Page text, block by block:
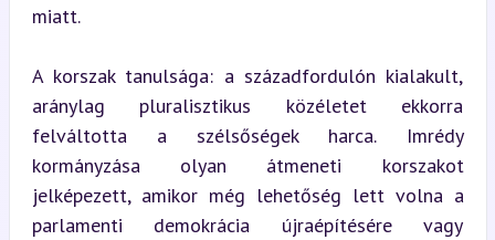
miatt.
A korszak tanulsága: a századfordulón kialakult,
aránylag pluralisztikus közéletet ekkorra
felváltotta a szélsőségek harca. Imrédy
kormányzása olyan átmeneti korszakot
jelképezett, amikor még lehetőség lett volna a
parlamenti demokrácia újraépítésére vagy